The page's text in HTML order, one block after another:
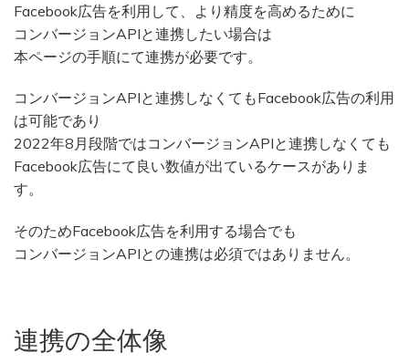
Facebook広告を利用して、より精度を高めるために
コンバージョンAPIと連携したい場合は
本ページの手順にて連携が必要です。
コンバージョンAPIと連携しなくてもFacebook広告の利用
は可能であり
2022年8月段階ではコンバージョンAPIと連携しなくても
Facebook広告にて良い数値が出ているケースがありま
す。
そのためFacebook広告を利用する場合でも
コンバージョンAPIとの連携は必須ではありません。
連携の全体像